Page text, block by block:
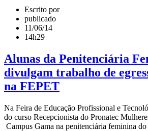
Escrito por
publicado
11/06/14
14h29
Alunas da Penitenciária
divulgam trabalho de
na FEPET
Na Feira de Educação Profissional e
do curso Recepcionista do Pronatec
Campus Gama na penitenciária feminina